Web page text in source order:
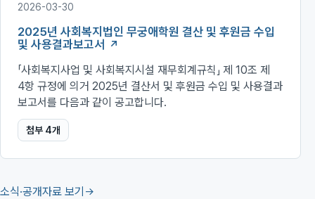
2026-03-30
2025년 사회복지법인 무궁애학원 결산 및 후원금 수입
및 사용결과보고서
「사회복지사업 및 사회복지시설 재무회계규칙」 제 10조 제
4항 규정에 의거 2025년 결산서 및 후원금 수입 및 사용결과
보고서를 다음과 같이 공고합니다.
첨부 4개
소식·공개자료 보기